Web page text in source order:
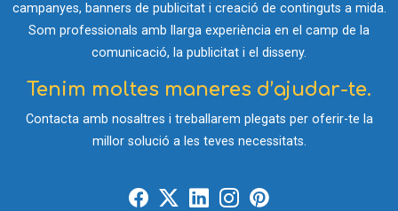
campanyes, banners de publicitat i creació de continguts a mida.
Som professionals amb llarga experiència en el camp de la
comunicació, la publicitat i el disseny.
Tenim moltes maneres d’ajudar-te.
Contacta amb nosaltres i treballarem plegats per oferir-te la
millor solució a les teves necessitats.